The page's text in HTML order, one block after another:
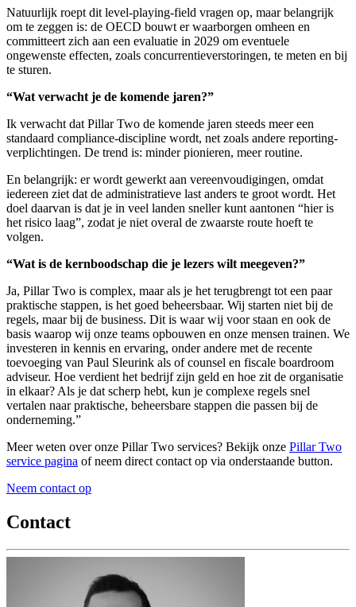
Natuurlijk roept dit level-playing-field vragen op, maar belangrijk
om te zeggen is: de OECD bouwt er waarborgen omheen en
committeert zich aan een evaluatie in 2029 om eventuele
ongewenste effecten, zoals concurrentieverstoringen, te meten en bij
te sturen.
“Wat verwacht je de komende jaren?”
Ik verwacht dat Pillar Two de komende jaren steeds meer een
standaard compliance-discipline wordt, net zoals andere reporting-
verplichtingen. De trend is: minder pionieren, meer routine.
En belangrijk: er wordt gewerkt aan vereenvoudigingen, omdat
iedereen ziet dat de administratieve last anders te groot wordt. Het
doel daarvan is dat je in veel landen sneller kunt aantonen “hier is
het risico laag”, zodat je niet overal de zwaarste route hoeft te
volgen.
“Wat is de kernboodschap die je lezers wilt meegeven?”
Ja, Pillar Two is complex, maar als je het terugbrengt tot een paar
praktische stappen, is het goed beheersbaar. Wij starten niet bij de
regels, maar bij de business. Dit is waar wij voor staan en ook de
basis waarop wij onze teams opbouwen en onze mensen trainen. We
investeren in kennis en ervaring, onder andere met de recente
toevoeging van Paul Sleurink als of counsel en fiscale boardroom
adviseur. Hoe verdient het bedrijf zijn geld en hoe zit de organisatie
in elkaar? Als je dat scherp hebt, kun je complexe regels snel
vertalen naar praktische, beheersbare stappen die passen bij de
onderneming.”
Meer weten over onze Pillar Two services? Bekijk onze Pillar Two
service pagina of neem direct contact op via onderstaande button.
Neem contact op
Contact